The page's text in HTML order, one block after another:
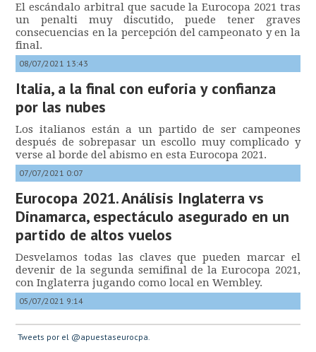
El escándalo arbitral que sacude la Eurocopa 2021 tras
un penalti muy discutido, puede tener graves
consecuencias en la percepción del campeonato y en la
final.
08/07/2021 13:43
Italia, a la final con euforia y confianza
por las nubes
Los italianos están a un partido de ser campeones
después de sobrepasar un escollo muy complicado y
verse al borde del abismo en esta Eurocopa 2021.
07/07/2021 0:07
Eurocopa 2021. Análisis Inglaterra vs
Dinamarca, espectáculo asegurado en un
partido de altos vuelos
Desvelamos todas las claves que pueden marcar el
devenir de la segunda semifinal de la Eurocopa 2021,
con Inglaterra jugando como local en Wembley.
05/07/2021 9:14
Tweets por el @apuestaseurocpa.